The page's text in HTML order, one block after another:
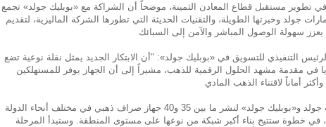
تطوير مستقبل قطاع المعادن الثمينة، موضحاً أن الشراكة مع «بوبليك جولد» تجمع
جولد وخبرتها الطويلة، والتقنيات الحديثة التي تطورها الشركة الماليزية، لتقديم
التنفيذي للتسويق في «بوبليك جولد»: "أن الابتكار الجديد يمثل نقلة نوعية تضع
في مقدمة مشهد الحلول الرقمية للذهب، مشيراً إلى أن الجهاز يوفر للمستهلكين
تخطط الإمارات جولد و«بوبليك جولد» لنشر ما بين 35 و40 جهاز صراف ذهبي في مختلف أنحاء الدولة
خلال عام 2026، في خطوة ستتيح بناء أكبر شبكة من نوعها على مستوى المنطقة. وستبدأ المرحلة